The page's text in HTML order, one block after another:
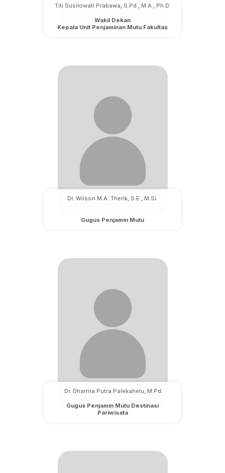
Titi Susilowati Prabawa, S.Pd., M.A., Ph.D.
Wakil Dekan
Kepala Unit Penjaminan Mutu Fakultas
Dr. Wilson M.A. Therik, S.E., M.Si.
Gugus Penjamin Mutu
Dr. Dharma Putra Palekahelu, M.Pd.
Gugus Penjamin Mutu Destinasi
Pariwisata